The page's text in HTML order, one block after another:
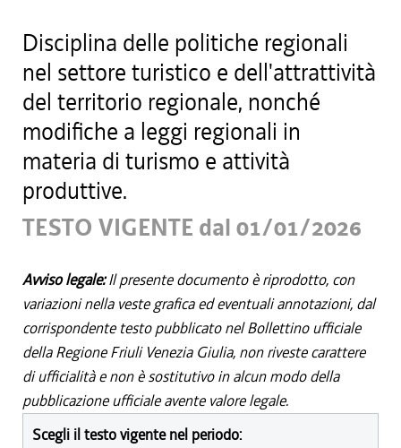
Disciplina delle politiche regionali
nel settore turistico e dell'attrattività
del territorio regionale, nonché
modifiche a leggi regionali in
materia di turismo e attività
produttive.
TESTO VIGENTE dal 01/01/2026
Avviso legale:Il presente documento è riprodotto, con
variazioni nella veste grafica ed eventuali annotazioni, dal
corrispondente testo pubblicato nel Bollettino ufficiale
della Regione Friuli Venezia Giulia, non riveste carattere
di ufficialità e non è sostitutivo in alcun modo della
pubblicazione ufficiale avente valore legale.
Scegli il testo vigente nel periodo: